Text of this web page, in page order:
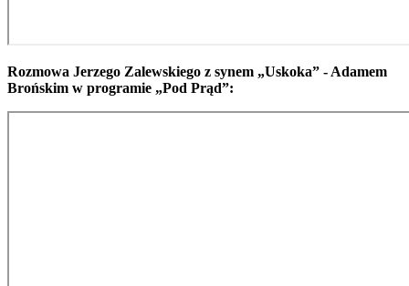
Rozmowa Jerzego Zalewskiego z synem „Uskoka” - Adamem
Brońskim w programie „Pod Prąd”: